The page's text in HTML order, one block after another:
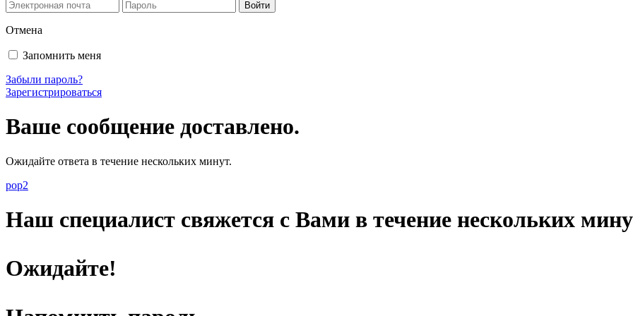
Отмена
Запомнить меня
Забыли пароль?
Зарегистрироваться
Ваше сообщение доставлено.
Ожидайте ответа в течение нескольких минут.
pop2
Наш специалист свяжется с Вами в течение нескольких
Ожидайте!